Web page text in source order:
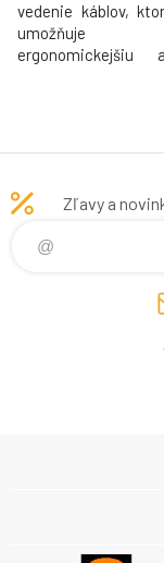
vedenie káblov,
umožňuje
ergonomickejšiu
kompatibilita:
39-palcové
hmotnosťou 3-
pohybu:Zľavy a